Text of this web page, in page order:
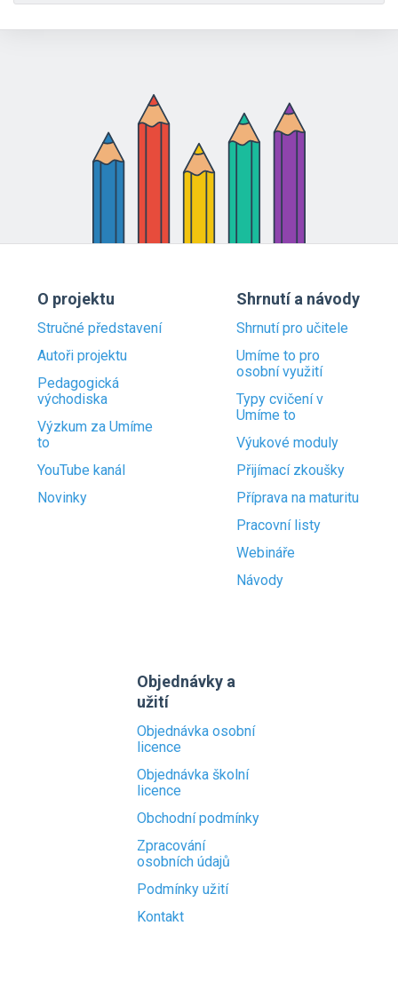
O projektu
Stručné představení
Autoři projektu
Pedagogická
východiska
Výzkum za Umíme
to
YouTube kanál
Novinky
Shrnutí a návody
Shrnutí pro učitele
Umíme to pro
osobní využití
Typy cvičení v
Umíme to
Výukové moduly
Přijímací zkoušky
Příprava na maturitu
Pracovní listy
Webináře
Návody
Objednávky a
užití
Objednávka osobní
licence
Objednávka školní
licence
Obchodní podmínky
Zpracování
osobních údajů
Podmínky užití
Kontakt